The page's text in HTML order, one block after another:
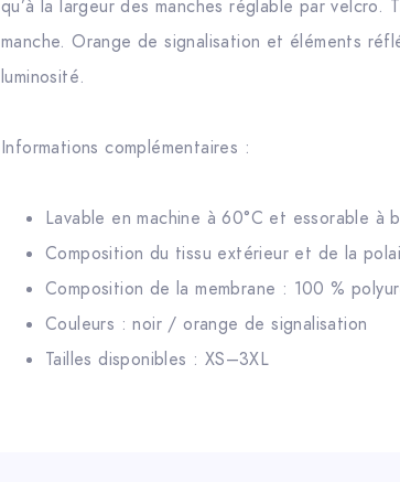
qu’à la largeur des manches réglable par
manche. Orange de signalisation et éléments
luminosité.
Informations complémentaires :
Lavable en machine à 60°C et essorable à
Composition du tissu extérieur et de la
Composition de la membrane : 100 %
Couleurs : noir / orange de signalisation
Tailles disponibles : XS–3XL